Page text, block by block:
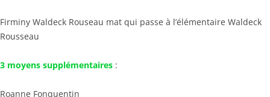
Firminy Waldeck Rouseau mat qui passe à l’élémentaire Waldeck
Rousseau
3 moyens supplémentaires :
Roanne Fonquentin